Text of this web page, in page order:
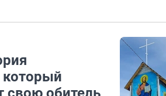
который